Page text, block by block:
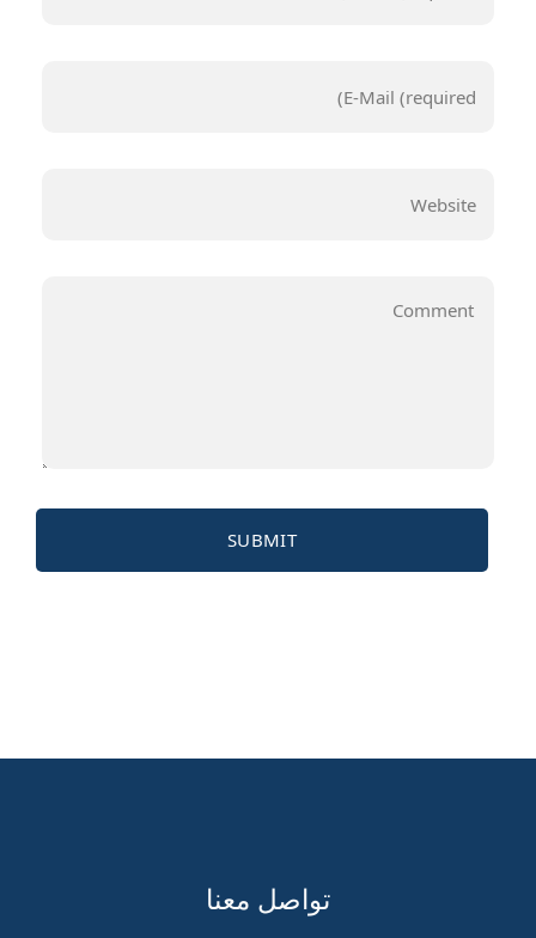
تواصل معنا